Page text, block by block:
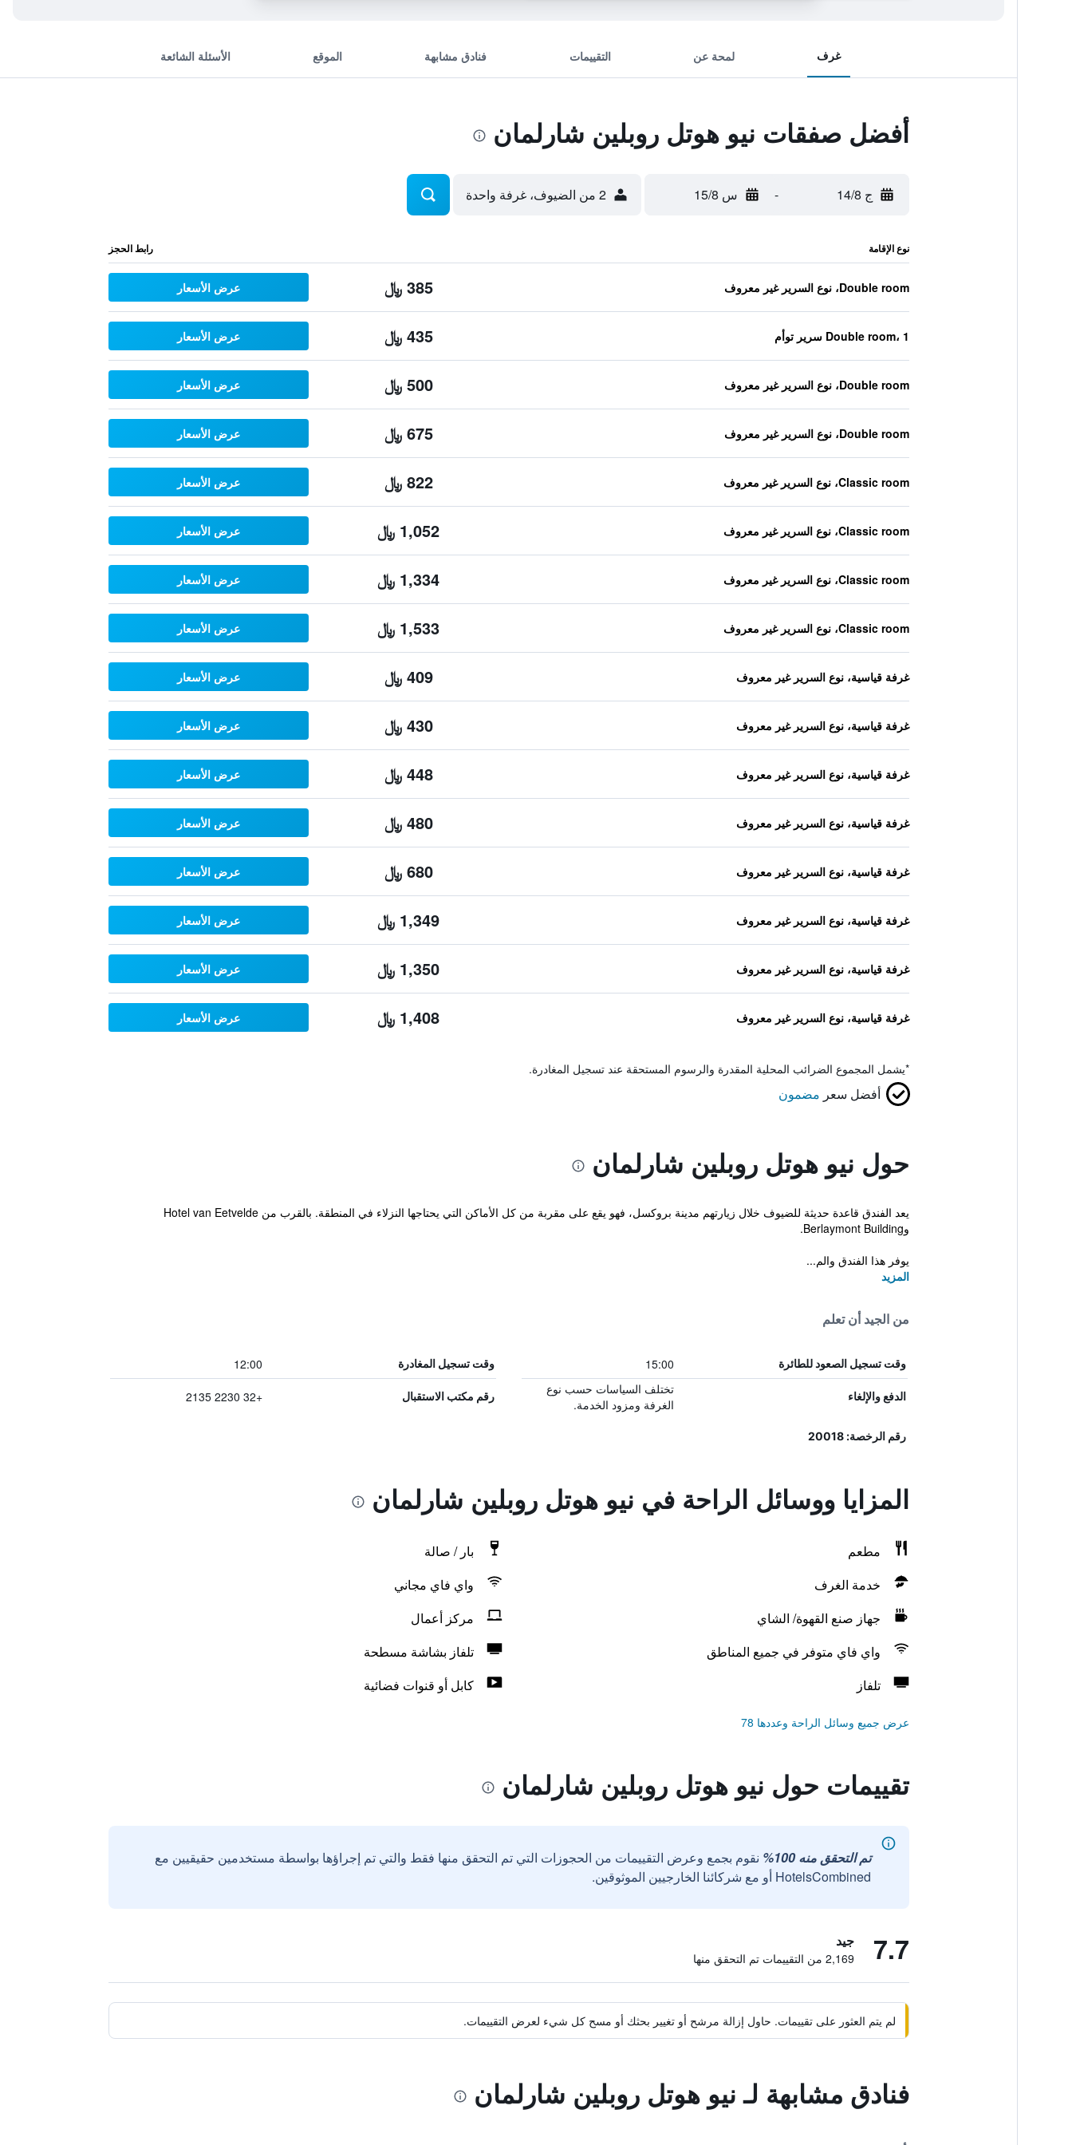
غرف لمحة عن التقييمات فنادق مشابهة الموقع الأسئلة الشائعة
أفضل صفقات نيو هوتل روبلين شارلمان
ج 14/8 - س 15/8 2 من الضيوف، غرفة واحدة
نوع الإقامة رابط الحجز
Double room، نوع السرير غير معروف 385 ﷼ عرض الأسعار
Double room، 1 سرير توأم 435 ﷼ عرض الأسعار
Double room، نوع السرير غير معروف 500 ﷼ عرض الأسعار
Double room، نوع السرير غير معروف 675 ﷼ عرض الأسعار
Classic room، نوع السرير غير معروف 822 ﷼ عرض الأسعار
Classic room، نوع السرير غير معروف 1,052 ﷼ عرض الأسعار
Classic room، نوع السرير غير معروف 1,334 ﷼ عرض الأسعار
Classic room، نوع السرير غير معروف 1,533 ﷼ عرض الأسعار
غرفة قياسية، نوع السرير غير معروف 409 ﷼ عرض الأسعار
غرفة قياسية، نوع السرير غير معروف 430 ﷼ عرض الأسعار
غرفة قياسية، نوع السرير غير معروف 448 ﷼ عرض الأسعار
غرفة قياسية، نوع السرير غير معروف 480 ﷼ عرض الأسعار
غرفة قياسية، نوع السرير غير معروف 680 ﷼ عرض الأسعار
غرفة قياسية، نوع السرير غير معروف 1,349 ﷼ عرض الأسعار
غرفة قياسية، نوع السرير غير معروف 1,350 ﷼ عرض الأسعار
غرفة قياسية، نوع السرير غير معروف 1,408 ﷼ عرض الأسعار
*يشمل المجموع الضرائب المحلية المقدرة والرسوم المستحقة عند تسجيل المغادرة.
أفضل سعر مضمون
حول نيو هوتل روبلين شارلمان
يعد الفندق قاعدة حديثة للضيوف خلال زيارتهم مدينة بروكسل، فهو يقع على مقربة من كل الأماكن التي يحتاجها النزلاء في المنطقة. بالقرب من Hotel van Eetvelde
وBerlaymont Building.
يوفر هذا الفندق والم...
المزيد
من الجيد أن تعلم
وقت تسجيل الصعود للطائرة 15:00 وقت تسجيل المغادرة 12:00
الدفع والإلغاء
تختلف السياسات حسب نوع
الغرفة ومزود الخدمة.
رقم مكتب الاستقبال +32 2230 2135
رقم الرخصة: 20018
المزايا ووسائل الراحة في نيو هوتل روبلين شارلمان
مطعم
بار / صالة
خدمة الغرف
واي فاي مجاني
جهاز صنع القهوة/ الشاي
مركز أعمال
واي فاي متوفر في جميع المناطق
تلفاز بشاشة مسطحة
تلفاز
كابل أو قنوات فضائية
عرض جميع وسائل الراحة وعددها 78
تقييمات حول نيو هوتل روبلين شارلمان
تم التحقق منه 100%
نقوم بجمع وعرض التقييمات من الحجوزات التي تم التحقق منها فقط والتي تم إجراؤها بواسطة مستخدمين حقيقيين مع
HotelsCombined أو مع شركائنا الخارجيين الموثوقين.
7.7 جيد
2,169 من التقييمات تم التحقق منها
لم يتم العثور على تقييمات. حاول إزالة مرشح أو تغيير بحثك أو مسح كل شيء لعرض التقييمات.
فنادق مشابهة لـ نيو هوتل روبلين شارلمان